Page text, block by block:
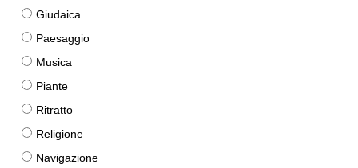
Giudaica
Paesaggio
Musica
Piante
Ritratto
Religione
Navigazione